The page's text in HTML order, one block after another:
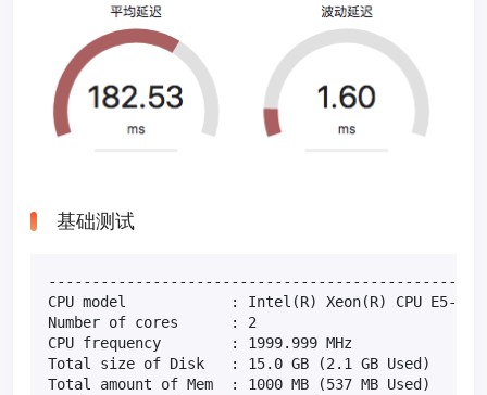
基础测试
CPU model            : Intel(R) Xeon(R) CPU E5-2650
Number of cores      : 2
CPU frequency        : 1999.999 MHz
Total size of Disk   : 15.0 GB (2.1 GB Used)
Total amount of Mem  : 1000 MB (537 MB Used)